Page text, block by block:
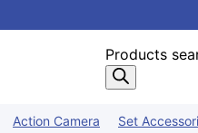
Products
Action Camera Set